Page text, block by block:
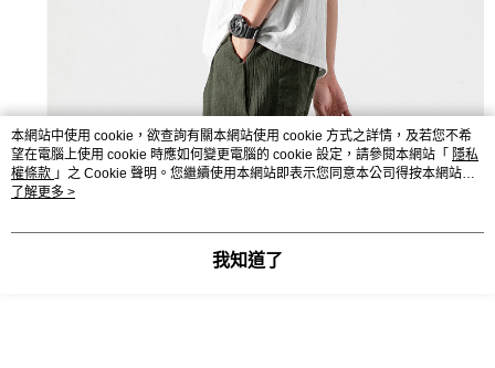
本網站中使用 cookie，欲查詢有關本網站使用 cookie 方式之詳情，及若您不希
望在電腦上使用 cookie 時應如何變更電腦的 cookie 設定，請參閱本網站「 隱私
權條款 」之 Cookie 聲明。您繼續使用本網站即表示您同意本公司得按本網站使
用條款之 Cookie 聲明使用 cookie。
了解更多 >
我知道了